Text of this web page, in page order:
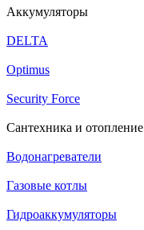
Аккумуляторы
DELTA
Optimus
Security Force
Сантехника и отопление
Водонагреватели
Газовые котлы
Гидроаккумуляторы